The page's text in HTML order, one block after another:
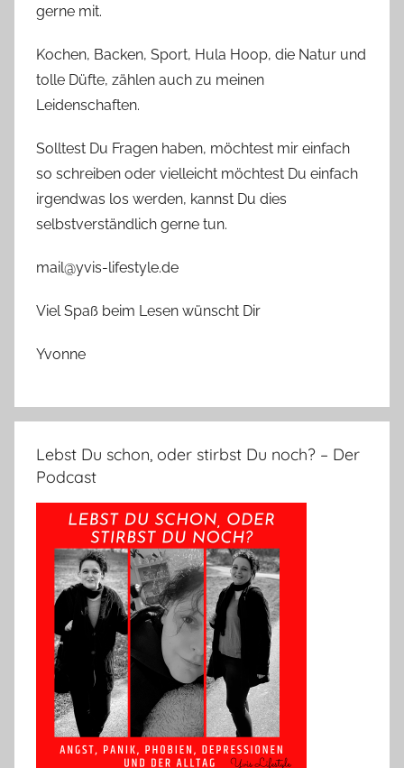
gerne mit.
Kochen, Backen, Sport, Hula Hoop, die Natur und
tolle Düfte, zählen auch zu meinen
Leidenschaften.
Solltest Du Fragen haben, möchtest mir einfach
so schreiben oder vielleicht möchtest Du einfach
irgendwas los werden, kannst Du dies
selbstverständlich gerne tun.
mail@yvis-lifestyle.de
Viel Spaß beim Lesen wünscht Dir
Yvonne
Lebst Du schon, oder stirbst Du noch? – Der
Podcast